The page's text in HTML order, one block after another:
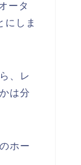
ータ
にしま
、レ
は分
ホー